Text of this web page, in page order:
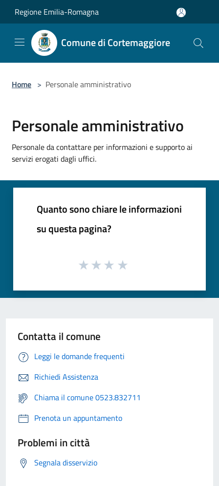
Regione Emilia-Romagna
Comune di Cortemaggiore
Home > Personale amministrativo
Personale amministrativo
Personale da contattare per informazioni e supporto ai
servizi erogati dagli uffici.
Quanto sono chiare le informazioni
su questa pagina?
Contatta il comune
Leggi le domande frequenti
Richiedi Assistenza
Chiama il comune 0523.832711
Prenota un appuntamento
Problemi in città
Segnala disservizio